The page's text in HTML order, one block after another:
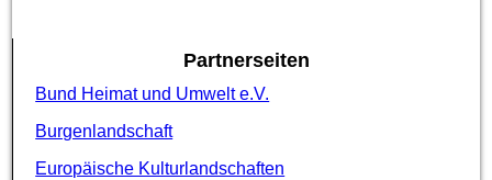
Partnerseiten
Bund Heimat und Umwelt e.V.
Burgenlandschaft
Europäische Kulturlandschaften